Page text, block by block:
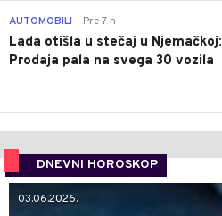
AUTOMOBILI Pre 7 h
Lada otišla u stečaj u Njemačkoj:
Prodaja pala na svega 30 vozila
DNEVNI HOROSKOP
03.06.2026.